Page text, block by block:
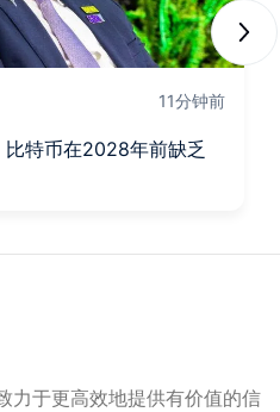
11分钟前
比特币在2028年前缺乏
力于更高效地提供有价值的信